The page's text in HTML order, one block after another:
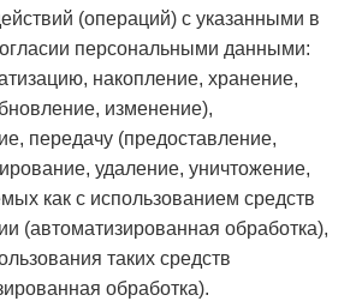
(операций) с указанными в
персональными данными:
накопление, хранение,
изменение),
передачу (предоставление,
удаление, уничтожение,
как с использованием средств
(автоматизированная обработка),
таких средств
обработка).